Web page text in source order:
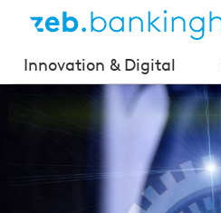
Innovation & Digital